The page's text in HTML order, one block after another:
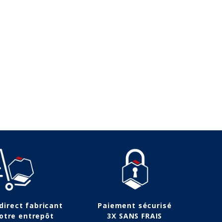
fabricant
entrepôt
Paiement sécurisé
3X SANS FRAIS